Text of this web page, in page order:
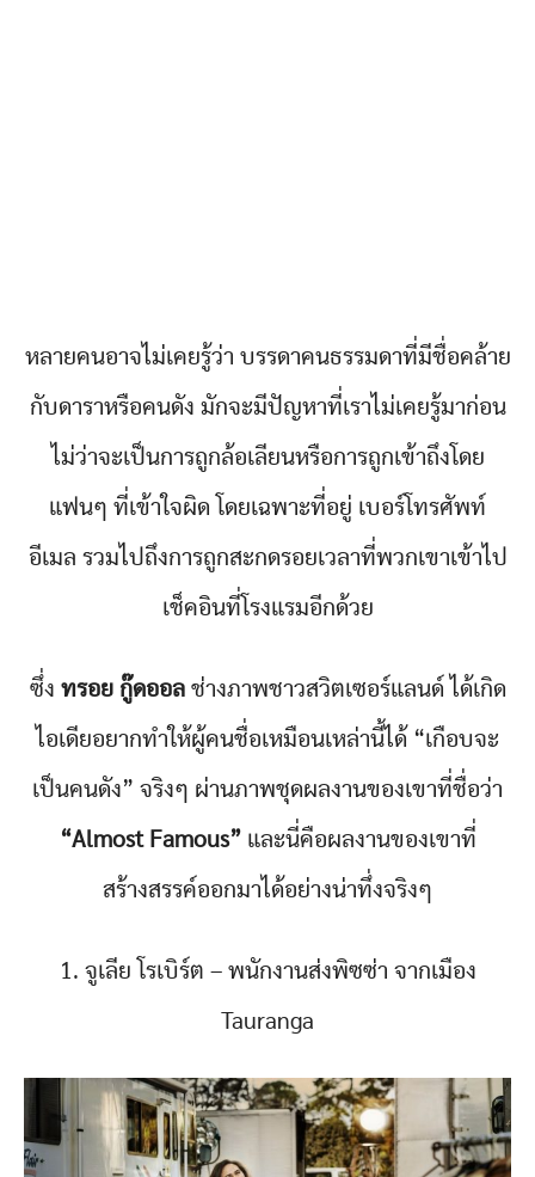
หลายคนอาจไม่เคยรู้ว่า บรรดาคนธรรมดาที่มีชื่อคล้าย
กับดาราหรือคนดัง มักจะมีปัญหาที่เราไม่เคยรู้มาก่อน
ไม่ว่าจะเป็นการถูกล้อเลียนหรือการถูกเข้าถึงโดย
แฟนๆ ที่เข้าใจผิด โดยเฉพาะที่อยู่ เบอร์โทรศัพท์
อีเมล รวมไปถึงการถูกสะกดรอยเวลาที่พวกเขาเข้าไป
เช็คอินที่โรงแรมอีกด้วย
ซึ่ง ทรอย กู๊ดออลช่างภาพชาวสวิตเซอร์แลนด์ ได้เกิด
ไอเดียอยากทำให้ผู้คนชื่อเหมือนเหล่านี้ได้ “เกือบจะ
เป็นคนดัง” จริงๆ ผ่านภาพชุดผลงานของเขาที่ชื่อว่า
“Almost Famous”และนี่คือผลงานของเขาที่
สร้างสรรค์ออกมาได้อย่างน่าทึ่งจริงๆ
1. จูเลีย โรเบิร์ต – พนักงานส่งพิซซ่า จากเมือง
Tauranga